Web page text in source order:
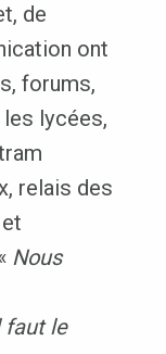
de
ont
forums,
les lycées,
relais des
Nous
faut le